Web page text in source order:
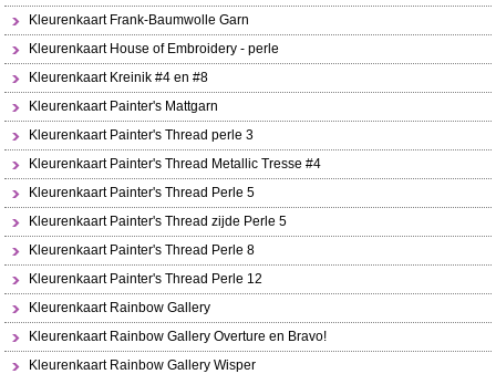
Kleurenkaart Frank-Baumwolle Garn
Kleurenkaart House of Embroidery - perle
Kleurenkaart Kreinik #4 en #8
Kleurenkaart Painter's Mattgarn
Kleurenkaart Painter's Thread perle 3
Kleurenkaart Painter's Thread Metallic Tresse #4
Kleurenkaart Painter's Thread Perle 5
Kleurenkaart Painter's Thread zijde Perle 5
Kleurenkaart Painter's Thread Perle 8
Kleurenkaart Painter's Thread Perle 12
Kleurenkaart Rainbow Gallery
Kleurenkaart Rainbow Gallery Overture en Bravo!
Kleurenkaart Rainbow Gallery Wisper